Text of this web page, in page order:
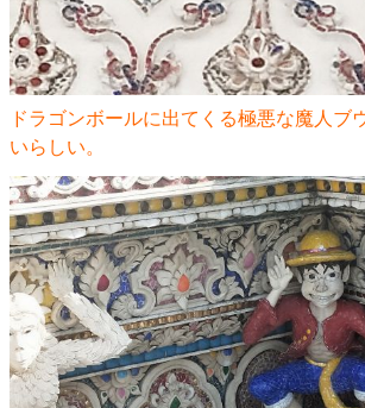
ドラゴンボールに出てくる極悪な魔人ブ
いらしい。